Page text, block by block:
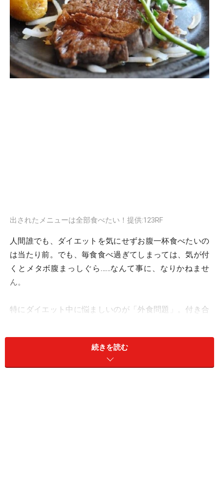
出されたメニューは全部食べたい！提供:123RF
人間誰でも、ダイエットを気にせずお腹一杯食べたいの
は当たり前。でも、毎食食べ過ぎてしまっては、気が付
くとメタボ腹まっしぐら……なんて事に、なりかねませ
ん。
特にダイエット中に悩ましいのが「外食問題」。付き合
ーを我慢するのがツライという人に向けて、賢く食べて
痩せられる「外食ダイエットのコツ」を紹介します。
続きを読む